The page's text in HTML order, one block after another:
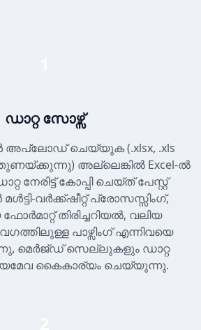
ഡാറ്റ സോഴ്സ്
അപ്‌ലോഡ് ചെയ്യുക (.xlsx, .xls
അല്ലെങ്കിൽ Excel-ൽ
നേരിട്ട് കോപ്പി ചെയ്ത് പേസ്റ്റ്
വർക്ക്ഷീറ്റ് പ്രോസസ്സിംഗ്,
തിരിച്ചറിയൽ, വലിയ
പാഴ്സിംഗ് എന്നിവയെ
മെർജ്ഡ് സെല്ലുകളും ഡാറ്റ
കൈകാര്യം ചെയ്യുന്നു.